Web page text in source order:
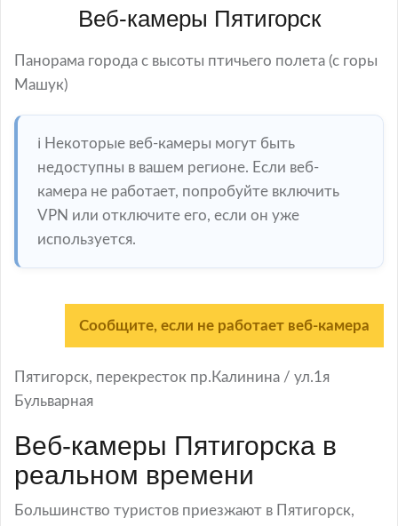
Веб-камеры Пятигорск
Панорама города с высоты птичьего полета (с горы
Машук)
ℹ️ Некоторые веб-камеры могут быть
недоступны в вашем регионе. Если веб-
камера не работает, попробуйте включить
VPN или отключите его, если он уже
используется.
Сообщите, если не работает веб-камера
Пятигорск, перекресток пр.Калинина / ул.1я
Бульварная
Веб-камеры Пятигорска в
реальном времени
Большинство туристов приезжают в Пятигорск,